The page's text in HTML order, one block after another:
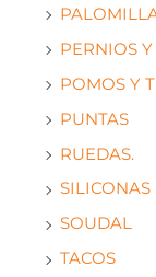
PERNIOS
POMOS Y
PUNTAS
RUEDAS.
SILICONAS
SOUDAL
TACOS